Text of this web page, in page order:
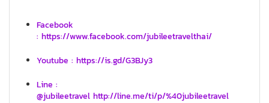
Facebook
: https://www.facebook.com/jubileetravelthai/
Youtube : https://is.gd/G3BJy3
Line :
@jubileetravel http://line.me/ti/p/%40jubileetravel